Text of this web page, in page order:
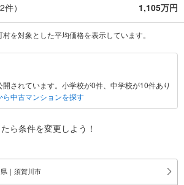
2件） 1,105万円
を対象とした平均価格を表示しています。
されています。小学校が0件、中学校が10件あり
ら中古マンションを探す
ら条件を変更しよう！
｜須賀川市